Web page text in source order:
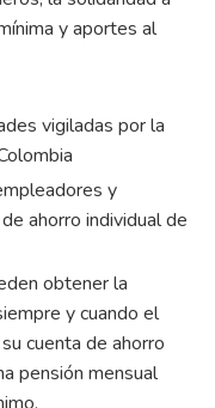
y aportes al
vigiladas por la
y
ahorro individual de
obtener la
y cuando el
cuenta de ahorro
pensión mensual